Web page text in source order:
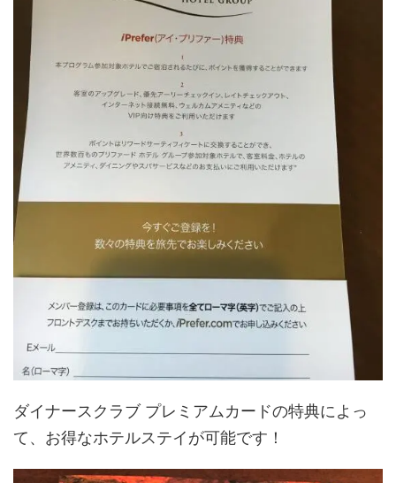
ダイナースクラブ プレミアムカードの特典によっ
て、お得なホテルステイが可能です！